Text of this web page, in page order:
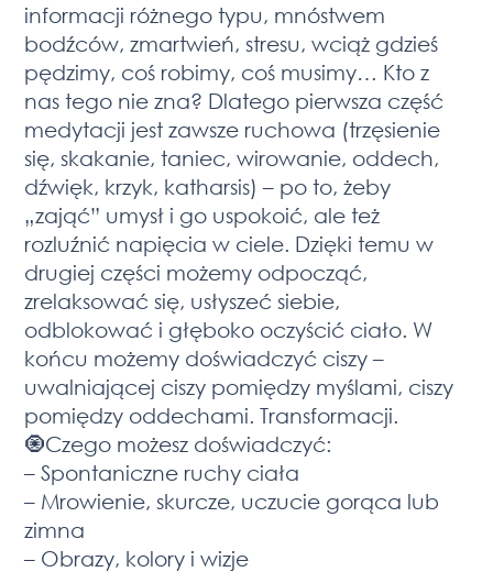
informacji różnego typu, mnóstwem
bodźców, zmartwień, stresu, wciąż gdzieś
pędzimy, coś robimy, coś musimy… Kto z
nas tego nie zna? Dlatego pierwsza część
medytacji jest zawsze ruchowa (trzęsienie
się, skakanie, taniec, wirowanie, oddech,
dźwięk, krzyk, katharsis) – po to, żeby
„zająć” umysł i go uspokoić, ale też
rozluźnić napięcia w ciele. Dzięki temu w
drugiej części możemy odpocząć,
zrelaksować się, usłyszeć siebie,
odblokować i głęboko oczyścić ciało. W
końcu możemy doświadczyć ciszy –
uwalniającej ciszy pomiędzy myślami, ciszy
pomiędzy oddechami. Transformacji.
🧿Czego możesz doświadczyć:
– Spontaniczne ruchy ciała
– Mrowienie, skurcze, uczucie gorąca lub
zimna
– Obrazy, kolory i wizje